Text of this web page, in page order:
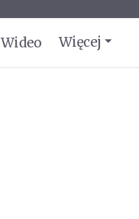
Wideo Więcej